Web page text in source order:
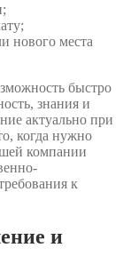
нового места
быстро
знания и
актуально при
когда нужно
компании
к
и